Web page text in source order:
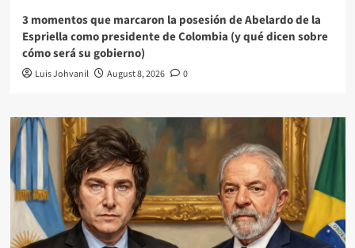
3 momentos que marcaron la posesión de Abelardo de la
Espriella como presidente de Colombia (y qué dicen sobre
cómo será su gobierno)
Luis Johvanil August 8, 2026 0